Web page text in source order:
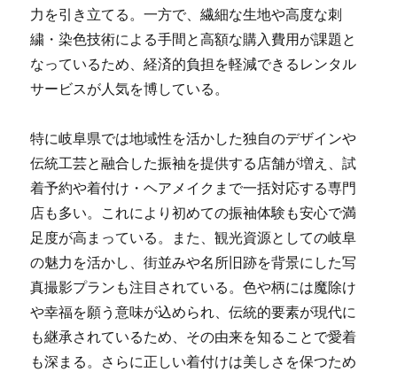
力を引き立てる。一方で、繊細な生地や高度な刺
繍・染色技術による手間と高額な購入費用が課題と
なっているため、経済的負担を軽減できるレンタル
サービスが人気を博している。
特に岐阜県では地域性を活かした独自のデザインや
伝統工芸と融合した振袖を提供する店舗が増え、試
着予約や着付け・ヘアメイクまで一括対応する専門
店も多い。これにより初めての振袖体験も安心で満
足度が高まっている。また、観光資源としての岐阜
の魅力を活かし、街並みや名所旧跡を背景にした写
真撮影プランも注目されている。色や柄には魔除け
や幸福を願う意味が込められ、伝統的要素が現代に
も継承されているため、その由来を知ることで愛着
も深まる。さらに正しい着付けは美しさを保つため